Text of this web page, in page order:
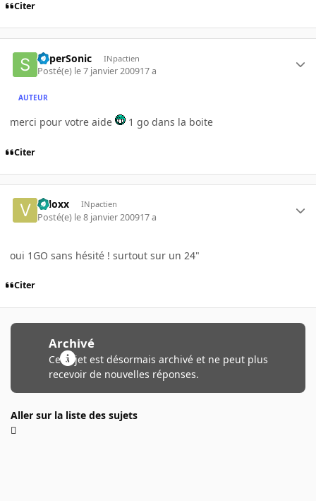
Citer
SuperSonic INpactien
Posté(e) le 7 janvier 200917 a
AUTEUR
merci pour votre aide 1 go dans la boite
Citer
valoxx INpactien
Posté(e) le 8 janvier 200917 a
oui 1GO sans hésité ! surtout sur un 24"
Citer
Archivé
Ce sujet est désormais archivé et ne peut plus
recevoir de nouvelles réponses.
Aller sur la liste des sujets